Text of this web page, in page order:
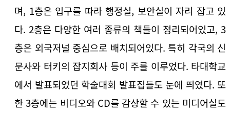
며, 1층은 입구를 따라 행정실, 보안실이 자리 잡고 있
다. 2층은 다양한 여러 종류의 책들이 정리되어있고, 3
층은 외국저널 중심으로 배치되어있다. 특히 각국의 신
문사와 터키의 잡지회사 등이 주를 이루었다. 타대학교
에서 발표되었던 학술대회 발표집들도 눈에 띄였다. 또
한 3층에는 비디오와 CD를 감상할 수 있는 미디어실도